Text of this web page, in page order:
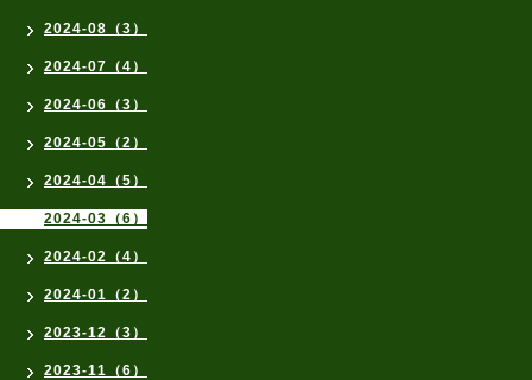
2024-08（3）
2024-07（4）
2024-06（3）
2024-05（2）
2024-04（5）
2024-03（6）
2024-02（4）
2024-01（2）
2023-12（3）
2023-11（6）